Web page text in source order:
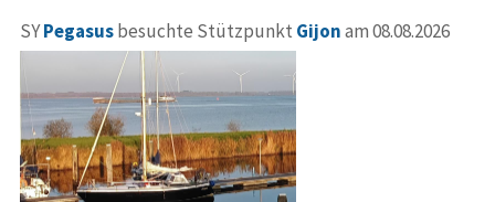
SYPegasusbesuchte Stützpunkt Gijonam 08.08.2026